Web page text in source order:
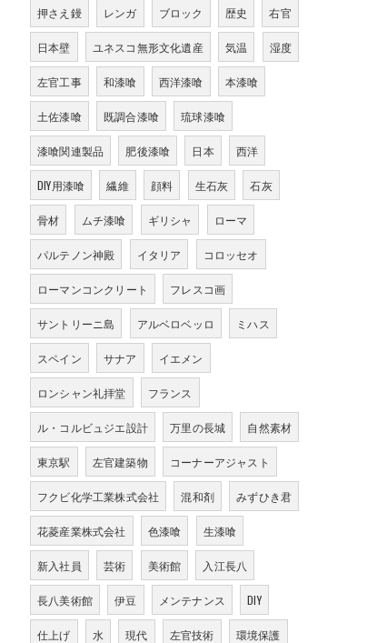
押さえ鏝 レンガ ブロック 歴史 右官
日本壁 ユネスコ無形文化遺産 気温 湿度
左官工事 和漆喰 西洋漆喰 本漆喰
土佐漆喰 既調合漆喰 琉球漆喰
漆喰関連製品 肥後漆喰 日本 西洋
DIY用漆喰 繊維 顔料 生石灰 石灰
骨材 ムチ漆喰 ギリシャ ローマ
パルテノン神殿 イタリア コロッセオ
ローマンコンクリート フレスコ画
サントリーニ島 アルベロベッロ ミハス
スペイン サナア イエメン
ロンシャン礼拝堂 フランス
ル・コルビュジエ設計 万里の長城 自然素材
東京駅 左官建築物 コーナーアジャスト
フクビ化学工業株式会社 混和剤 みずひき君
花菱産業株式会社 色漆喰 生漆喰
新入社員 芸術 美術館 入江長八
長八美術館 伊豆 メンテナンス DIY
仕上げ 水 現代 左官技術 環境保護